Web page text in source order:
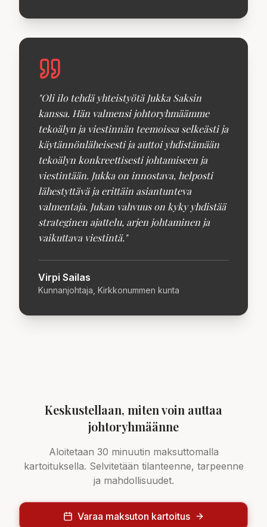
"Oli ilo tehdä yhteistyötä Jukka Saksin
kanssa. Hän valmensi johtoryhmäämme
tekoälyn ja viestinnän teemoissa selkeästi ja
käytännönläheisesti ja auttoi yhdistämään
tekoälyn konkreettisesti johtamiseen ja
viestintään. Jukka on innostava, helposti
lähestyttävä ja erittäin asiantunteva
valmentaja. Jukan vahvuus on kyky yhdistää
strateginen ajattelu, arjen johtaminen ja
vaikuttava viestintä."
Virpi Sailas
Kunnanjohtaja, Kirkkonummen kunta
Keskustellaan, miten voin auttaa
johtoryhmäänne
Aloitetaan 30 minuutin maksuttomalla
kartoituksella. Selvitetään tilanteenne, tarpeenne
ja mahdollisuudet.
Varaa maksuton kartoitus